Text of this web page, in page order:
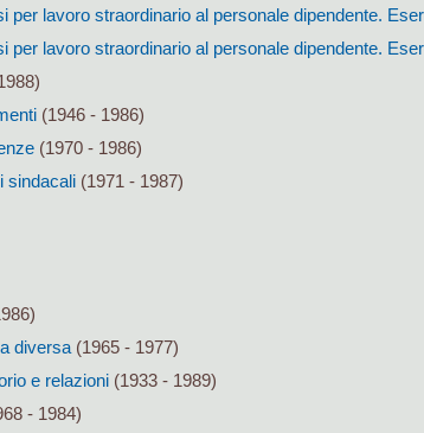
per lavoro straordinario al personale dipendente.
per lavoro straordinario al personale dipendente.
(1946 - 1986)
(1970 - 1986)
sindacali (1971 - 1987)
diversa(1965 - 1977)
e relazioni(1933 - 1989)
- 1984)